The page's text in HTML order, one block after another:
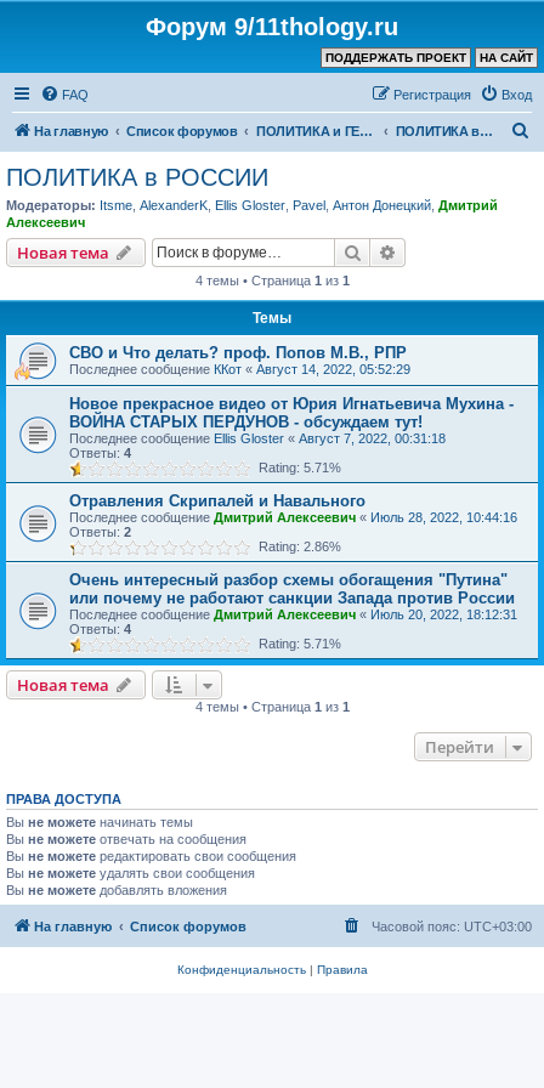
Форум 9/11thology.ru
НА САЙТ
ПОДДЕРЖАТЬ ПРОЕКТ
FAQ Вход
Регистрация
На главную Список форумов ПОЛИТИКА и ГЕОПОЛИТИКА ПОЛИТИКА в РОССИИ
ПОЛИТИКА в РОССИИ
Модераторы: Itsme AlexanderK Ellis Gloster Pavel Антон Донецкий Дмитрий
Алексеевич
Новая тема Поиск
4 темы • Страница 1 из 1
Темы
СВО и Что делать? проф. Попов М.В., РПР
Последнее сообщение ККот « Август 14, 2022, 05:52:29
Новое прекрасное видео от Юрия Игнатьевича Мухина -
ВОЙНА СТАРЫХ ПЕРДУНОВ - обсуждаем тут!
Последнее сообщение Ellis Gloster « Август 7, 2022, 00:31:18
Ответы: 4
Rating: 5.71%
Отравления Скрипалей и Навального
Последнее сообщение Дмитрий Алексеевич « Июль 28, 2022, 10:44:16
Ответы: 2
Rating: 2.86%
Очень интересный разбор схемы обогащения "Путина"
или почему не работают санкции Запада против России
Последнее сообщение Дмитрий Алексеевич « Июль 20, 2022, 18:12:31
Ответы: 4
Rating: 5.71%
Новая тема
4 темы • Страница 1 из 1
Перейти
ПРАВА ДОСТУПА
Вы не можете начинать темы
Вы не можете отвечать на сообщения
Вы не можете редактировать свои сообщения
Вы не можете удалять свои сообщения
Вы не можете добавлять вложения
На главную Список форумов Часовой пояс: UTC+03:00
Конфиденциальность| Правила